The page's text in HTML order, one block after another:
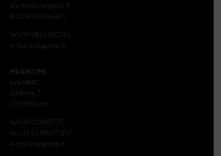
Via Melito Iangano, 9
83029 Solofra (AV)
tel +39 0825 582740
e-mail ssip@ssip.it
MILANO (MI)
c/o UNIC
Via Brisa, 3
20123 Milano
tel +39 02 8807711
tel +39 02 880771297
e-mail ssip@ssip.it